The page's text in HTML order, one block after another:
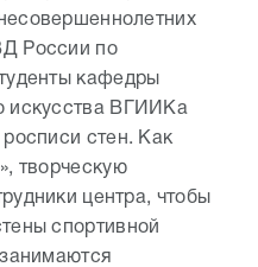
России по
кафедры
искусства ВГИИКа
стен. Как
творческую
центра, чтобы
спортивной